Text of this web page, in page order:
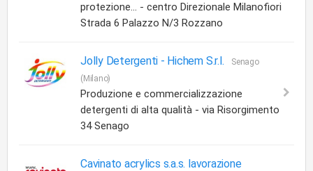
protezione... - centro Direzionale Milanofiori
Strada 6 Palazzo N/3 Rozzano
Jolly Detergenti - Hichem S.r.l.
Senago
(Milano)
Produzione e commercializzazione
detergenti di alta qualità - via Risorgimento
34 Senago
Cavinato acrylics s.a.s. lavorazione